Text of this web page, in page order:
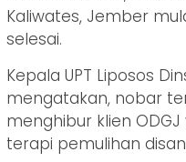
Kaliwates, Jember
selesai.
Kepala UPT Liposos
mengatakan, nobar
menghibur klien
terapi pemulihan